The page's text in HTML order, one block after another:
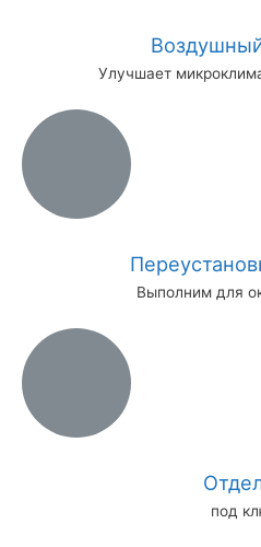
Улучшает
Выполним для
под